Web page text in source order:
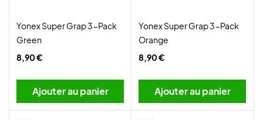
Yonex Super Grap 3-Pack
Green
8,90 €
Ajouter au panier
Yonex Super Grap 3-Pack
Orange
8,90 €
Ajouter au panier